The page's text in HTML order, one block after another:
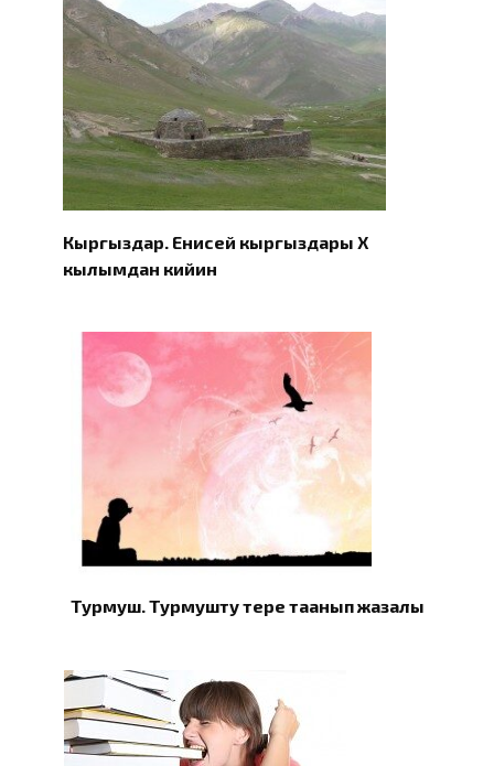
Кыргыздар. Eнисей кыргыздары X
кылымдан кийин
Турмуш. Турмушту терең таанып жазалы